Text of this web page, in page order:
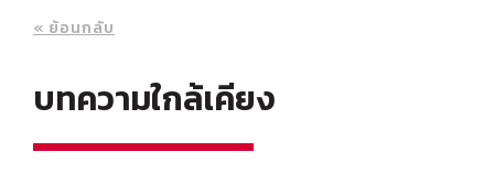
« ย้อนกลับ
บทความใกล้เคียง